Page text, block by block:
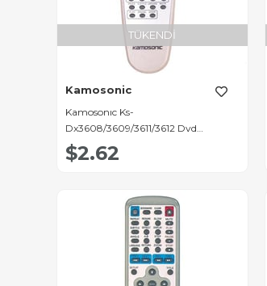
TÜKENDI
Kamosonic
Kamosonıc Ks-
Dx3608/3609/3611/3612 Dvd
Kumandası
$2.62